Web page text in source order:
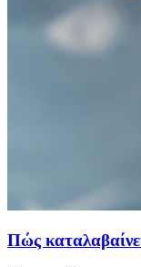
Πώς